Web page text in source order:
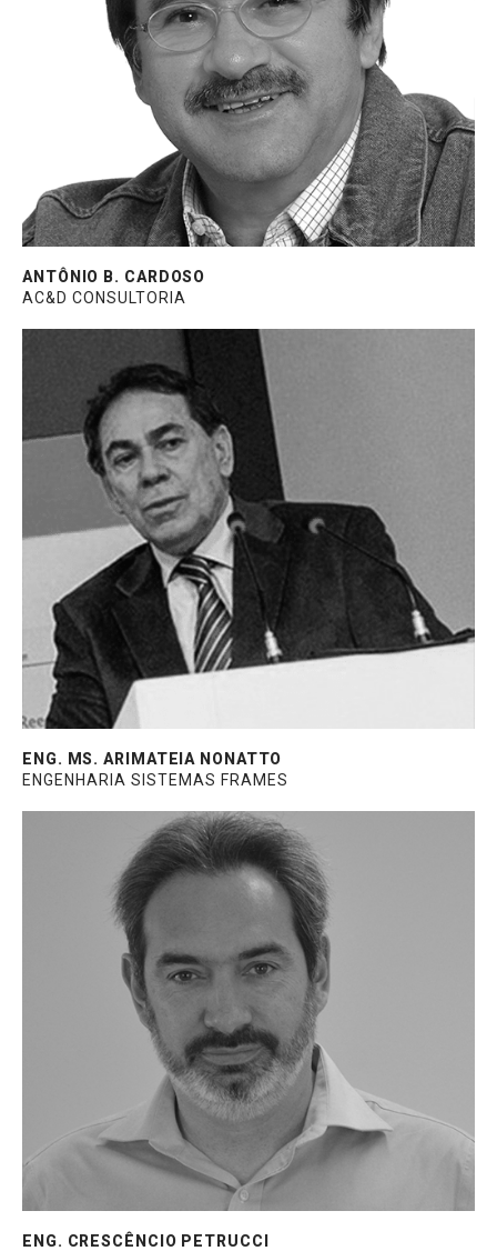
área de engenharia da Alcan e Alcoa, onde
gerenciou o desenvolvimento das linhas
Suprema, Integrada, Gold, Città e Unit. É
professor convidado da FAU. Formação em
Projetos e Economia.
ANTÔNIO B. CARDOSO
AC&D CONSULTORIA
Mais de 30 anos em engenharia de
fachadas e sistemas frames alumínio e
vidros. Diversos projetos emblemáticos de
fachadas e sistemas no Brasil e no exterior.
Desenvolvedor da Fachada Atlanta.
Mestrado em Estruturas, Físico e Graduado
em Engenharia Civil.
ENG. MS. ARIMATEIA NONATTO
ENGENHARIA SISTEMAS FRAMES
Sócio fundador da Crescêncio Consultoria e
35 anos atuando no mercado de
esquadrias. Consultor da Fachada Unitized
da obra Yachthouse. Graduado em
Engenharia Civil, com Pós-Graduação em
Análise Numérica pelo Engineering
Simulation Scientific.
ENG. CRESCÊNCIO PETRUCCI